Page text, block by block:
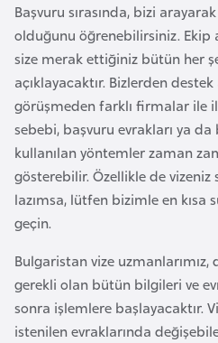
Başvuru sırasında, bizi
olduğunu öğrenebilirsiniz. Ekip
size merak ettiğiniz bütün her
açıklayacaktır. Bizlerden
görüşmeden farklı firmalar ile
sebebi, başvuru evrakları ya
kullanılan yöntemler zaman
gösterebilir. Özellikle de
lazımsa, lütfen bizimle en kısa
geçin.
Bulgaristan vize
gerekli olan bütün bilgileri ve
sonra işlemlere başlayacaktır.
istenilen evraklarında
F
i
l
d
i
ş
i
S
a
i
l
i